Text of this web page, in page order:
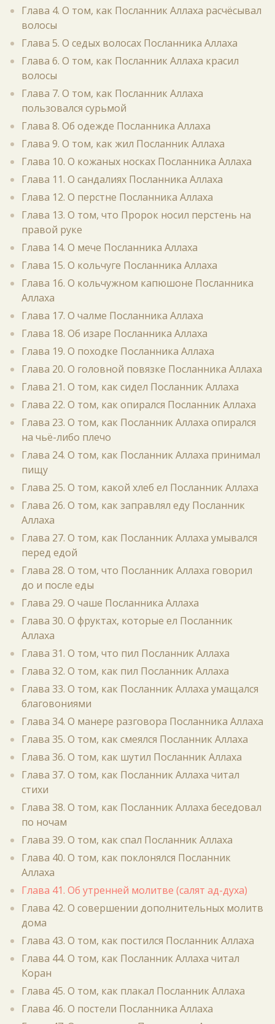
Глава 4. О том, как Посланник Аллаха расчёсывал
волосы
Глава 5. О седых волосах Посланника Аллаха
Глава 6. О том, как Посланник Аллаха красил
волосы
Глава 7. О том, как Посланник Аллаха
пользовался сурьмой
Глава 8. Об одежде Посланника Аллаха
Глава 9. О том, как жил Посланник Аллаха
Глава 10. О кожаных носках Посланника Аллаха
Глава 11. О сандалиях Посланника Аллаха
Глава 12. О перстне Посланника Аллаха
Глава 13. О том, что Пророк носил перстень на
правой руке
Глава 14. О мече Посланника Аллаха
Глава 15. О кольчуге Посланника Аллаха
Глава 16. О кольчужном капюшоне Посланника
Аллаха
Глава 17. О чалме Посланника Аллаха
Глава 18. Об изаре Посланника Аллаха
Глава 19. О походке Посланника Аллаха
Глава 20. О головной повязке Посланника Аллаха
Глава 21. О том, как сидел Посланник Аллаха
Глава 22. О том, как опирался Посланник Аллаха
Глава 23. О том, как Посланник Аллаха опирался
на чьё-либо плечо
Глава 24. О том, как Посланник Аллаха принимал
пищу
Глава 25. О том, какой хлеб ел Посланник Аллаха
Глава 26. О том, как заправлял еду Посланник
Аллаха
Глава 27. О том, как Посланник Аллаха умывался
перед едой
Глава 28. О том, что Посланник Аллаха говорил
до и после еды
Глава 29. О чаше Посланника Аллаха
Глава 30. О фруктах, которые ел Посланник
Аллаха
Глава 31. О том, что пил Посланник Аллаха
Глава 32. О том, как пил Посланник Аллаха
Глава 33. О том, как Посланник Аллаха умащался
благовониями
Глава 34. О манере разговора Посланника Аллаха
Глава 35. О том, как смеялся Посланник Аллаха
Глава 36. О том, как шутил Посланник Аллаха
Глава 37. О том, как Посланник Аллаха читал
стихи
Глава 38. О том, как Посланник Аллаха беседовал
по ночам
Глава 39. О том, как спал Посланник Аллаха
Глава 40. О том, как поклонялся Посланник
Аллаха
Глава 41. Об утренней молитве (салят ад-духа)
Глава 42. О совершении дополнительных молитв
дома
Глава 43. О том, как постился Посланник Аллаха
Глава 44. О том, как Посланник Аллаха читал
Коран
Глава 45. О том, как плакал Посланник Аллаха
Глава 46. О постели Посланника Аллаха